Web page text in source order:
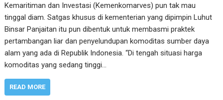
Kemaritiman dan Investasi (Kemenkomarves) pun tak mau
tinggal diam. Satgas khusus di kementerian yang dipimpin Luhut
Binsar Panjaitan itu pun dibentuk untuk membasmi praktek
pertambangan liar dan penyelundupan komoditas sumber daya
alam yang ada di Republik Indonesia. “Di tengah situasi harga
komoditas yang sedang tinggi…
READ MORE